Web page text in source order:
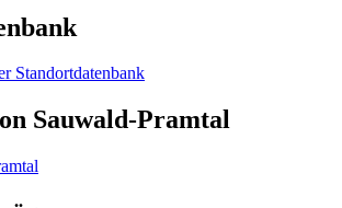
Sauwald-Pramtal